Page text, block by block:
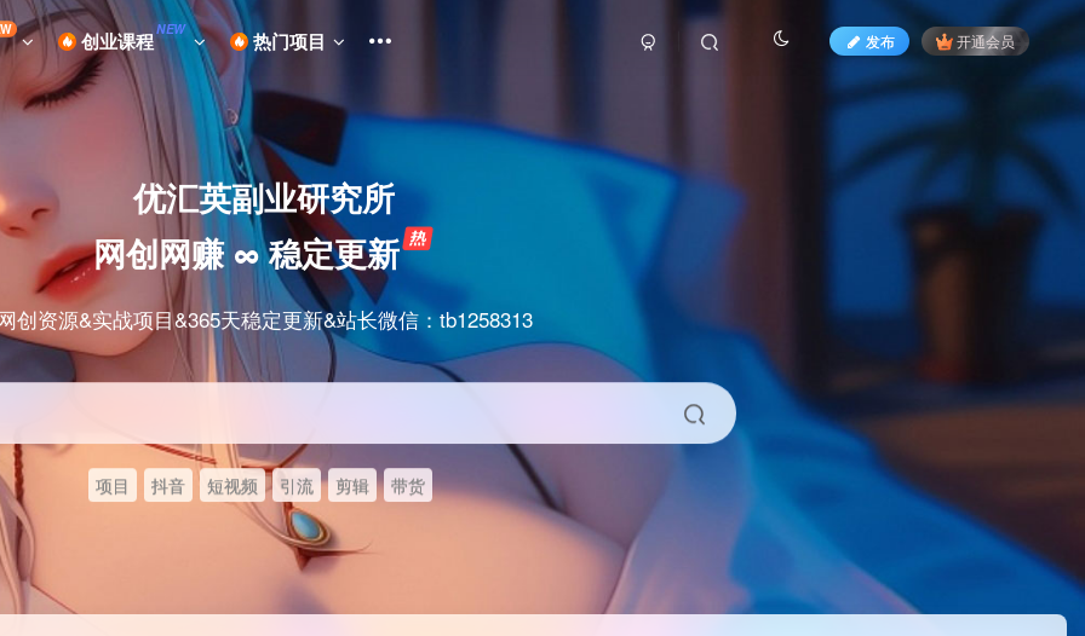
创业课程NEW 热门项目 发布 开通会员
优汇英副业研究所
网创网赚 ∞ 稳定更新
创资源&实战项目&365天稳定更新&站长微信：tb1258313
项目 抖音 短视频 引流 剪辑 带货